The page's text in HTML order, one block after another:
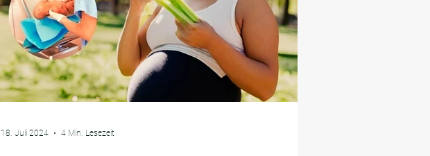
18. Juli 2024 4 Min. Lesezeit